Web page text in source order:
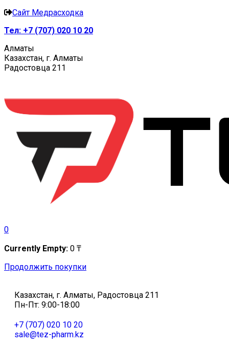
Сайт Медрасходка
Тел: +7 (707) 020 10 20
Алматы
Казахстан, г. Алматы
Радостовца 211
0
Currently Empty: 0 ₸
Продолжить покупки
Казахстан, г. Алматы, Радостовца 211
Пн-Пт: 9:00-18:00
+7 (707) 020 10 20
sale@tez-pharm.kz